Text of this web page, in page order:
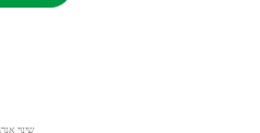
שינוי